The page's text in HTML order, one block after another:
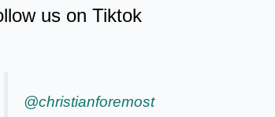
us on Tiktok
@christianforemost